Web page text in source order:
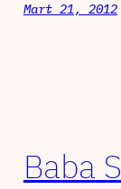
Mart 21, 2012
Baba